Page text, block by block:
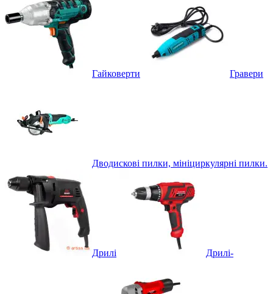
Гайковерти Гравери
Дводискові пилки, мініциркулярні пилки.
Дрилі Дрилі-